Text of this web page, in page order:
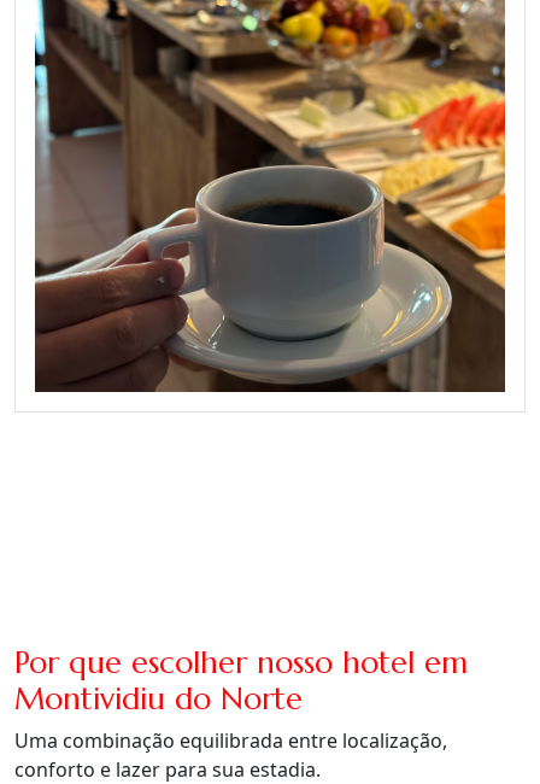
Por que escolher nosso hotel em
Montividiu do Norte
Uma combinação equilibrada entre localização,
conforto e lazer para sua estadia.